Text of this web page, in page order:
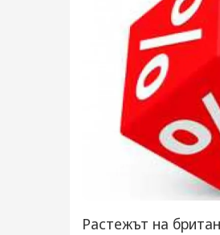
Растежът на